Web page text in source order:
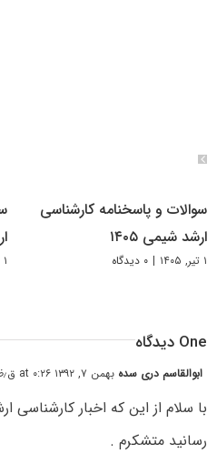
سوالات و پاسخنامه کارشناسی
ارشد شیمی ۱۴۰۵
۱ تیر, ۱۴۰۵ | ۰ دیدگاه ۱ دی, ۱۴۰۳
One دیدگاه
ابوالقاسم دری سده بهمن ۷, ۱۳۹۲ at ۰:۲۶ ق٫ظ
با سلام از این که اخبار کارشناسی
رسانید متشکرم .